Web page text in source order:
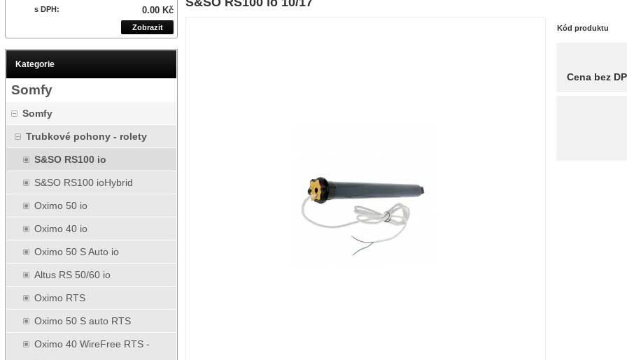
s DPH: 0.00 Kč
Zobrazit
Kategorie
Somfy
Somfy
Trubkové pohony - rolety
S&SO RS100 io
S&SO RS100 ioHybrid
Oximo 50 io
Oximo 40 io
Oximo 50 S Auto io
Altus RS 50/60 io
Oximo RTS
Oximo 50 S auto RTS
Oximo 40 WireFree RTS -
Kód produktu
Cena bez